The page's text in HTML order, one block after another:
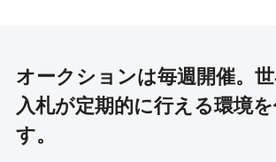
オークションは毎週開催。
入札が定期的に行える環境
す。